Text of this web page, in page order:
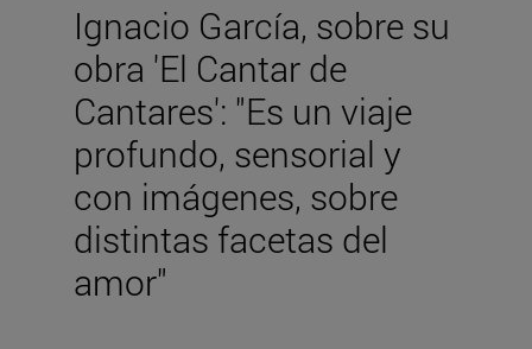
Ignacio García, sobre su
obra 'El Cantar de
Cantares': "Es un viaje
profundo, sensorial y
con imágenes, sobre
distintas facetas del
amor"